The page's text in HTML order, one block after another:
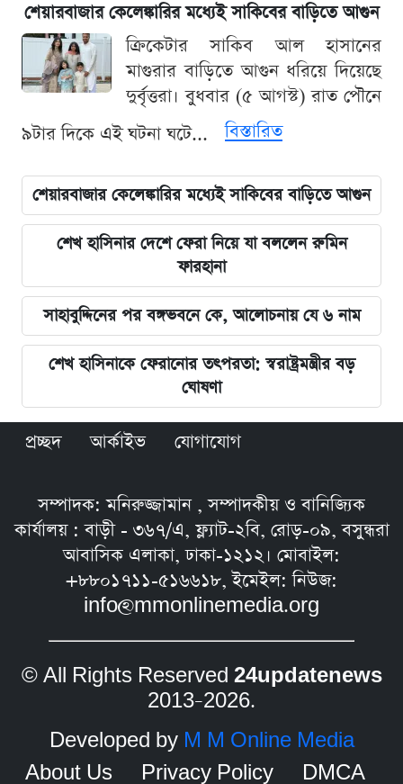
শেয়ারবাজার কেলেঙ্কারির মধ্যেই সাকিবের বাড়িতে আগুন
ক্রিকেটার সাকিব আল হাসানের
মাগুরার বাড়িতে আগুন ধরিয়ে দিয়েছে
দুর্বৃত্তরা। বুধবার (৫ আগস্ট) রাত পৌনে
৯টার দিকে এই ঘটনা ঘটে...
বিস্তারিত
শেয়ারবাজার কেলেঙ্কারির মধ্যেই সাকিবের বাড়িতে আগুন
শেখ হাসিনার দেশে ফেরা নিয়ে যা বললেন রুমিন
ফারহানা
সাহাবুদ্দিনের পর বঙ্গভবনে কে, আলোচনায় যে ৬ নাম
শেখ হাসিনাকে ফেরানোর তৎপরতা: স্বরাষ্ট্রমন্ত্রীর বড়
ঘোষণা
প্রচ্ছদ আর্কাইভ যোগাযোগ
সম্পাদক: মনিরুজ্জামান , সম্পাদকীয় ও বানিজ্যিক
কার্যালয় : বাড়ী - ৩৬৭/এ, ফ্ল্যাট-২বি, রোড়-০৯, বসুন্ধরা
আবাসিক এলাকা, ঢাকা-১২১২। মোবাইল:
+৮৮০১৭১১-৫১৬৬১৮, ইমেইল: নিউজ:
info@mmonlinemedia.org
© All Rights Reserved 24updatenews
2013–2026.
Developed by M M Online Media
About Us
Privacy Policy DMCA